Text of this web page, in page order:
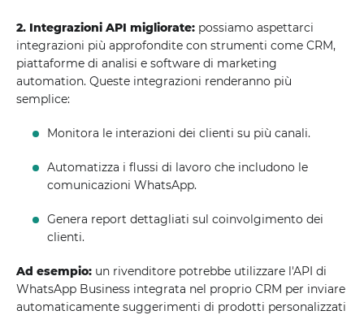
2. Integrazioni API migliorate: possiamo aspettarci
integrazioni più approfondite con strumenti come CRM,
piattaforme di analisi e software di marketing
automation. Queste integrazioni renderanno più
semplice:
Monitora le interazioni dei clienti su più canali.
Automatizza i flussi di lavoro che includono le
comunicazioni WhatsApp.
Genera report dettagliati sul coinvolgimento dei
clienti.
Ad esempio: un rivenditore potrebbe utilizzare l'API di
WhatsApp Business integrata nel proprio CRM per inviare
automaticamente suggerimenti di prodotti personalizzati